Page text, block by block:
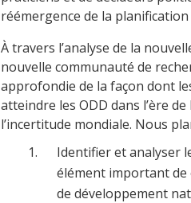
réémergence de la
À travers l’analyse de la
nouvelle communauté de
approfondie de la façon dont
atteindre les ODD dans l’ère
l’incertitude mondiale. Nous
Identifier et analyser
élément important de
de développement